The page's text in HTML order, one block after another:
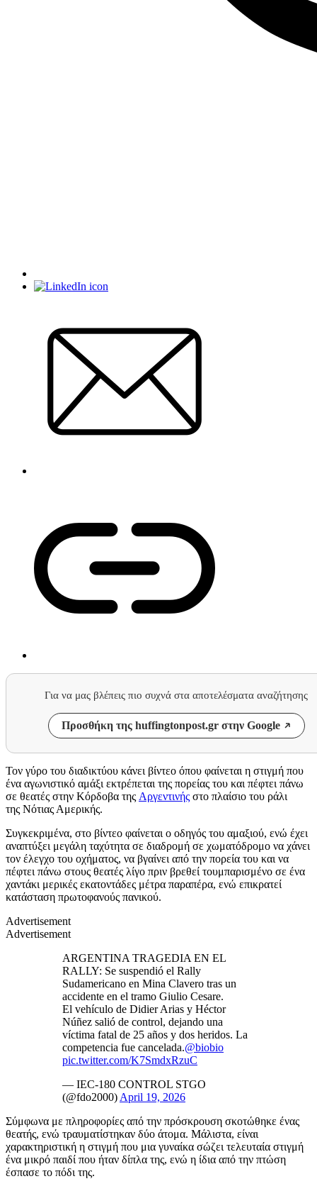
Για να μας βλέπεις πιο συχνά στα αποτελέσματα αναζήτησης
Προσθήκη της huffingtonpost.gr στην Google
Τον γύρο του διαδικτύου κάνει βίντεο όπου φαίνεται η στιγμή που
ένα αγωνιστικό αμάξι εκτρέπεται της πορείας του και πέφτει πάνω
σε θεατές στην Κόρδοβα της Αργεντινής στο πλαίσιο του ράλι
της Νότιας Αμερικής.
Συγκεκριμένα, στο βίντεο φαίνεται ο οδηγός του αμαξιού, ενώ έχει
αναπτύξει μεγάλη ταχύτητα σε διαδρομή σε χωματόδρομο να χάνει
τον έλεγχο του οχήματος, να βγαίνει από την πορεία του και να
πέφτει πάνω στους θεατές λίγο πριν βρεθεί τουμπαρισμένο σε ένα
χαντάκι μερικές εκατοντάδες μέτρα παραπέρα, ενώ επικρατεί
κατάσταση πρωτοφανούς πανικού.
Advertisement
Advertisement
ARGENTINA TRAGEDIA EN EL
RALLY: Se suspendió el Rally
Sudamericano en Mina Clavero tras un
accidente en el tramo Giulio Cesare.
El vehículo de Didier Arias y Héctor
Núñez salió de control, dejando una
víctima fatal de 25 años y dos heridos. La
competencia fue cancelada.@biobio
pic.twitter.com/K7SmdxRzuC
— IEC-180 CONTROL STGO
(@fdo2000) April 19, 2026
Σύμφωνα με πληροφορίες από την πρόσκρουση σκοτώθηκε ένας
θεατής, ενώ τραυματίστηκαν δύο άτομα. Μάλιστα, είναι
χαρακτηριστική η στιγμή που μια γυναίκα σώζει τελευταία στιγμή
ένα μικρό παιδί που ήταν δίπλα της, ενώ η ίδια από την πτώση
έσπασε το πόδι της.